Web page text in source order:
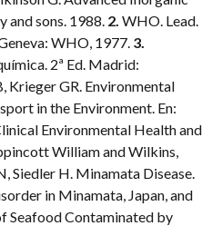
and sons. 1988. 2. WHO. Lead.
WHO, 1977. 3.
2ª Ed. Madrid:
Krieger GR. Environmental
in the Environment. En:
Environmental Health and
William and Wilkins,
Siedler H. Minamata Disease.
in Minamata, Japan, and
Seafood Contaminated by